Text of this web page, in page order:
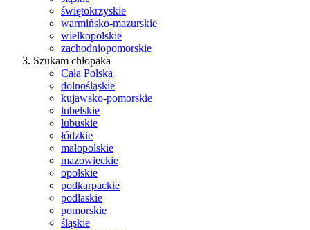
świętokrzyskie
warmińsko-mazurskie
wielkopolskie
zachodniopomorskie
Szukam chłopaka
Cała Polska
dolnośląskie
kujawsko-pomorskie
lubelskie
lubuskie
łódzkie
małopolskie
mazowieckie
opolskie
podkarpackie
podlaskie
pomorskie
śląskie